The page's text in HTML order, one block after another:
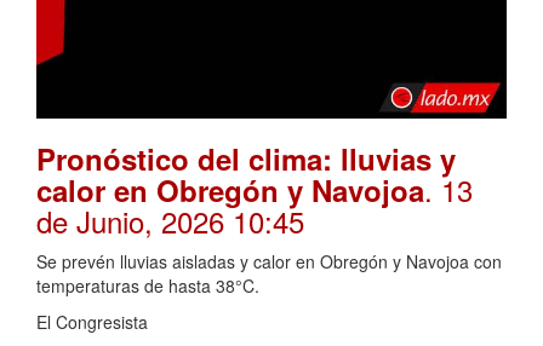
Pronóstico del clima: lluvias y
calor en Obregón y Navojoa. 13
de Junio, 2026 10:45
Se prevén lluvias aisladas y calor en Obregón y Navojoa con
temperaturas de hasta 38°C.
El Congresista